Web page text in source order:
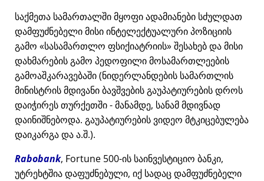
საქმეთა სამართალში მყოფი ადამიანები სძულდათ
დამფუძნებელი მისი ინტელექტუალური პოზიციის
გამო
სასამართლო ფსიქიატრიის შესახებ და მისი
დახმარების გამო პედოფილი მოსამართლეების
გამოაშკარავებაში (ნიდერლანდების სამართლის
მინისტრის მდივანი ბავშვების გაუპატიურების დროს
დაიჭირეს თურქეთში - მანამდე, სანამ მდივნად
დაინიშნებოდა. გაუპატიურების ვიდეო მტკიცებულება
დაიკარგა და ა.შ.).
Rabobank, Fortune 500-ის საინვესტიციო ბანკი,
უტრეხტშია დაფუძნებული, იქ სადაც დამფუძნებელი